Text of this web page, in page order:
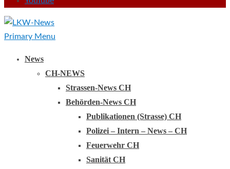
Primary Menu
News
CH-NEWS
Strassen-News CH
Behörden-News CH
Publikationen (Strasse) CH
Polizei – Intern – News – CH
Feuerwehr CH
Sanität CH